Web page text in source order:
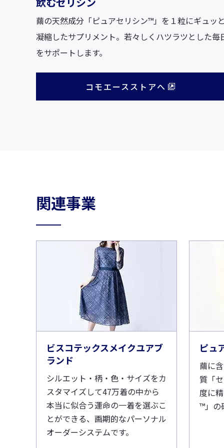
繭の天然成分「ピュアセリシン™」を１粒にギュッ
凝縮したサプリメント。若々しくハツラツとした毎
をサポートします。
コモエースストアへ
関連事業
ビスコテックスメイクユアブ
ランド
シルエット・柄・色・サイズをカ
スタマイズして47万着の中から
本当に似合う運命の一着を選ぶこ
とができる、画期的なパーソナル
オーダーシステムです。
ピュ
繭に
質「
度に
™」の